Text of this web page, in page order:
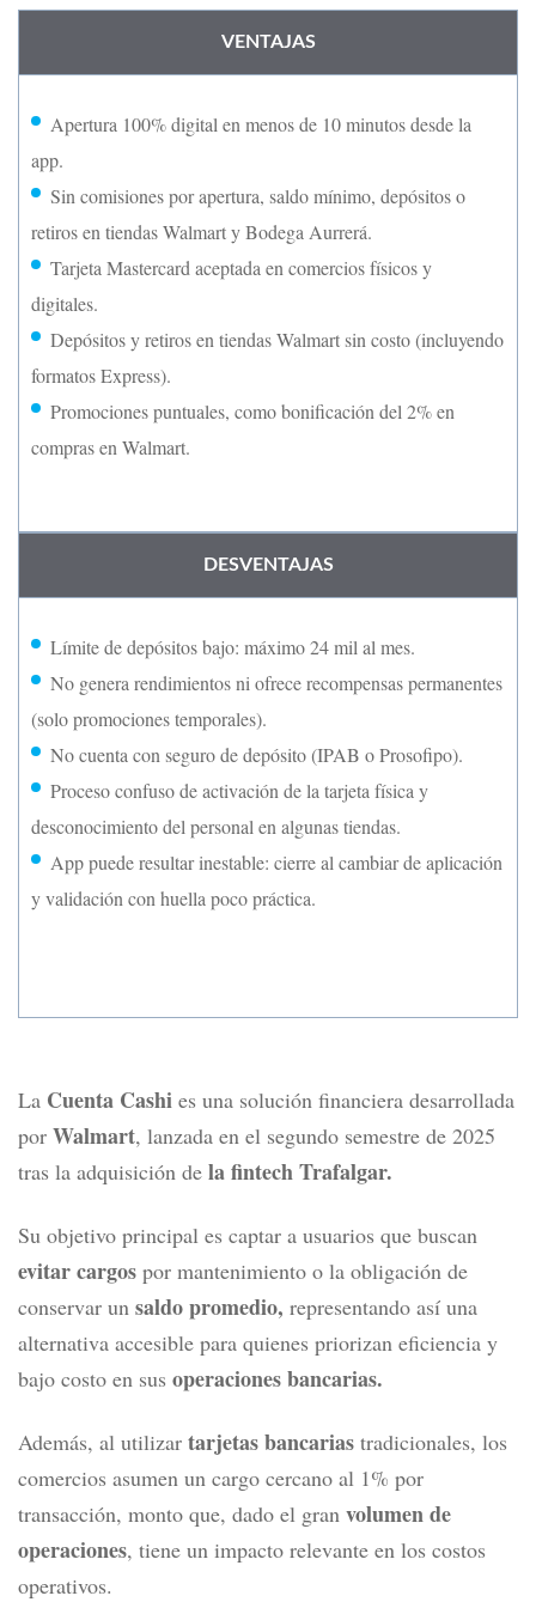
VENTAJAS
Apertura 100% digital en menos de 10 minutos desde la
app.
Sin comisiones por apertura, saldo mínimo, depósitos o
retiros en tiendas Walmart y Bodega Aurrerá.
Tarjeta Mastercard aceptada en comercios físicos y
digitales.
Depósitos y retiros en tiendas Walmart sin costo (incluyendo
formatos Express).
Promociones puntuales, como bonificación del 2% en
compras en Walmart.
DESVENTAJAS
Límite de depósitos bajo: máximo 24 mil al mes.
No genera rendimientos ni ofrece recompensas permanentes
(solo promociones temporales).
No cuenta con seguro de depósito (IPAB o Prosofipo).
Proceso confuso de activación de la tarjeta física y
desconocimiento del personal en algunas tiendas.
App puede resultar inestable: cierre al cambiar de aplicación
y validación con huella poco práctica.
La Cuenta Cashi es una solución financiera desarrollada
por Walmart, lanzada en el segundo semestre de 2025
tras la adquisición de la fintech Trafalgar.
Su objetivo principal es captar a usuarios que buscan
evitar cargos por mantenimiento o la obligación de
conservar un saldo promedio, representando así una
alternativa accesible para quienes priorizan eficiencia y
bajo costo en sus operaciones bancarias.
Además, al utilizar tarjetas bancarias tradicionales, los
comercios asumen un cargo cercano al 1% por
transacción, monto que, dado el gran volumen de
operaciones, tiene un impacto relevante en los costos
operativos.